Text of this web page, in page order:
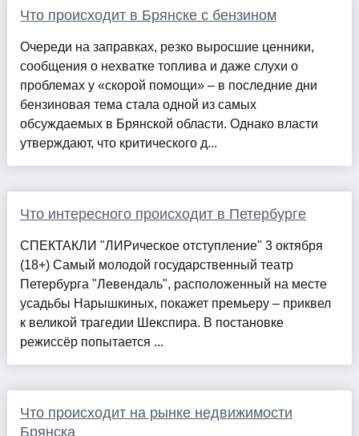
Что происходит в Брянске с бензином
Очереди на заправках, резко выросшие ценники,
сообщения о нехватке топлива и даже слухи о
проблемах у «скорой помощи» – в последние дни
бензиновая тема стала одной из самых
обсуждаемых в Брянской области. Однако власти
утверждают, что критического д...
Что интересного происходит в Петербурге
СПЕКТАКЛИ "ЛИРическое отступление" 3 октября
(18+) Самый молодой государственный театр
Петербурга "Левендаль", расположенный на месте
усадьбы Нарышкиных, покажет премьеру – приквел
к великой трагедии Шекспира. В постановке
режиссёр попытается ...
Что происходит на рынке недвижимости
Брянска